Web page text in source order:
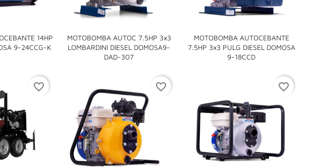
14HP
9-24CCG-K
MOTOBOMBA AUTOC 7.5HP 3x3
LOMBARDINI DIESEL DOMOSA9-
DAD-307

MOTOBOMBA AUTOCEBANTE
7.5HP 3x3 PULG DIESEL DOMOSA
9-18CCD

favorite_border favorite_border favorite_border